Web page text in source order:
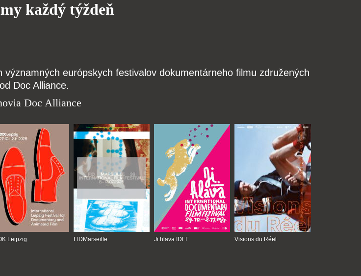
každý týždeň
európskych festivalov dokumentárneho filmu združených
Doc Alliance.
Doc Alliance
Leipzig FIDMarseille Ji.hlava IDFF Visions du Réel